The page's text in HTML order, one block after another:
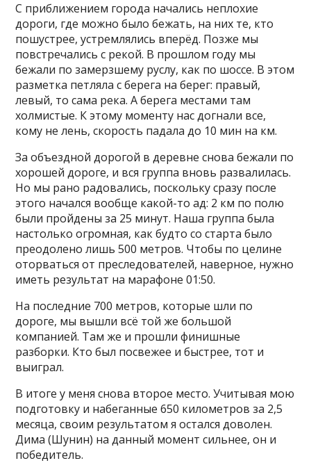
С приближением города начались неплохие
дороги, где можно было бежать, на них те, кто
пошустрее, устремлялись вперёд. Позже мы
повстречались с рекой. В прошлом году мы
бежали по замерзшему руслу, как по шоссе. В этом
разметка петляла с берега на берег: правый,
левый, то сама река. А берега местами там
холмистые. К этому моменту нас догнали все,
кому не лень, скорость падала до 10 мин на км.
За объездной дорогой в деревне снова бежали по
хорошей дороге, и вся группа вновь развалилась.
Но мы рано радовались, поскольку сразу после
этого начался вообще какой-то ад: 2 км по полю
были пройдены за 25 минут. Наша группа была
настолько огромная, как будто со старта было
преодолено лишь 500 метров. Чтобы по целине
оторваться от преследователей, наверное, нужно
иметь результат на марафоне 01:50.
На последние 700 метров, которые шли по
дороге, мы вышли всё той же большой
компанией. Там же и прошли финишные
разборки. Кто был посвежее и быстрее, тот и
выиграл.
В итоге у меня снова второе место. Учитывая мою
подготовку и набеганные 650 километров за 2,5
месяца, своим результатом я остался доволен.
Дима (Шунин) на данный момент сильнее, он и
победитель.